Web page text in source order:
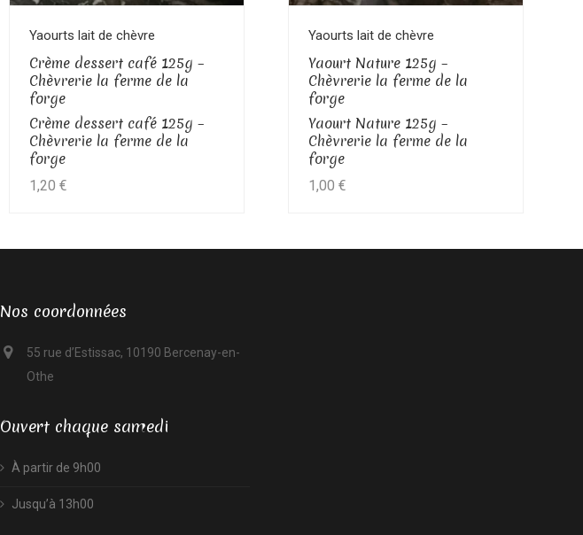
Voir le produit
Yaourts lait de chèvre
Crème dessert café 125g –
Chèvrerie la ferme de la
forge
Crème dessert café 125g –
Chèvrerie la ferme de la
forge
1,20€
Voir le produit
Yaourts lait de chèvre
Yaourt Nature 125g –
Chèvrerie la ferme de la
forge
Yaourt Nature 125g –
Chèvrerie la ferme de la
forge
1,00 €
Nos coordonnées
55 rue d’Estissac, 10190 Bercenay-en-
Othe
Ouvert chaque samedi
À partir de 9h00
Jusqu’à 13h00